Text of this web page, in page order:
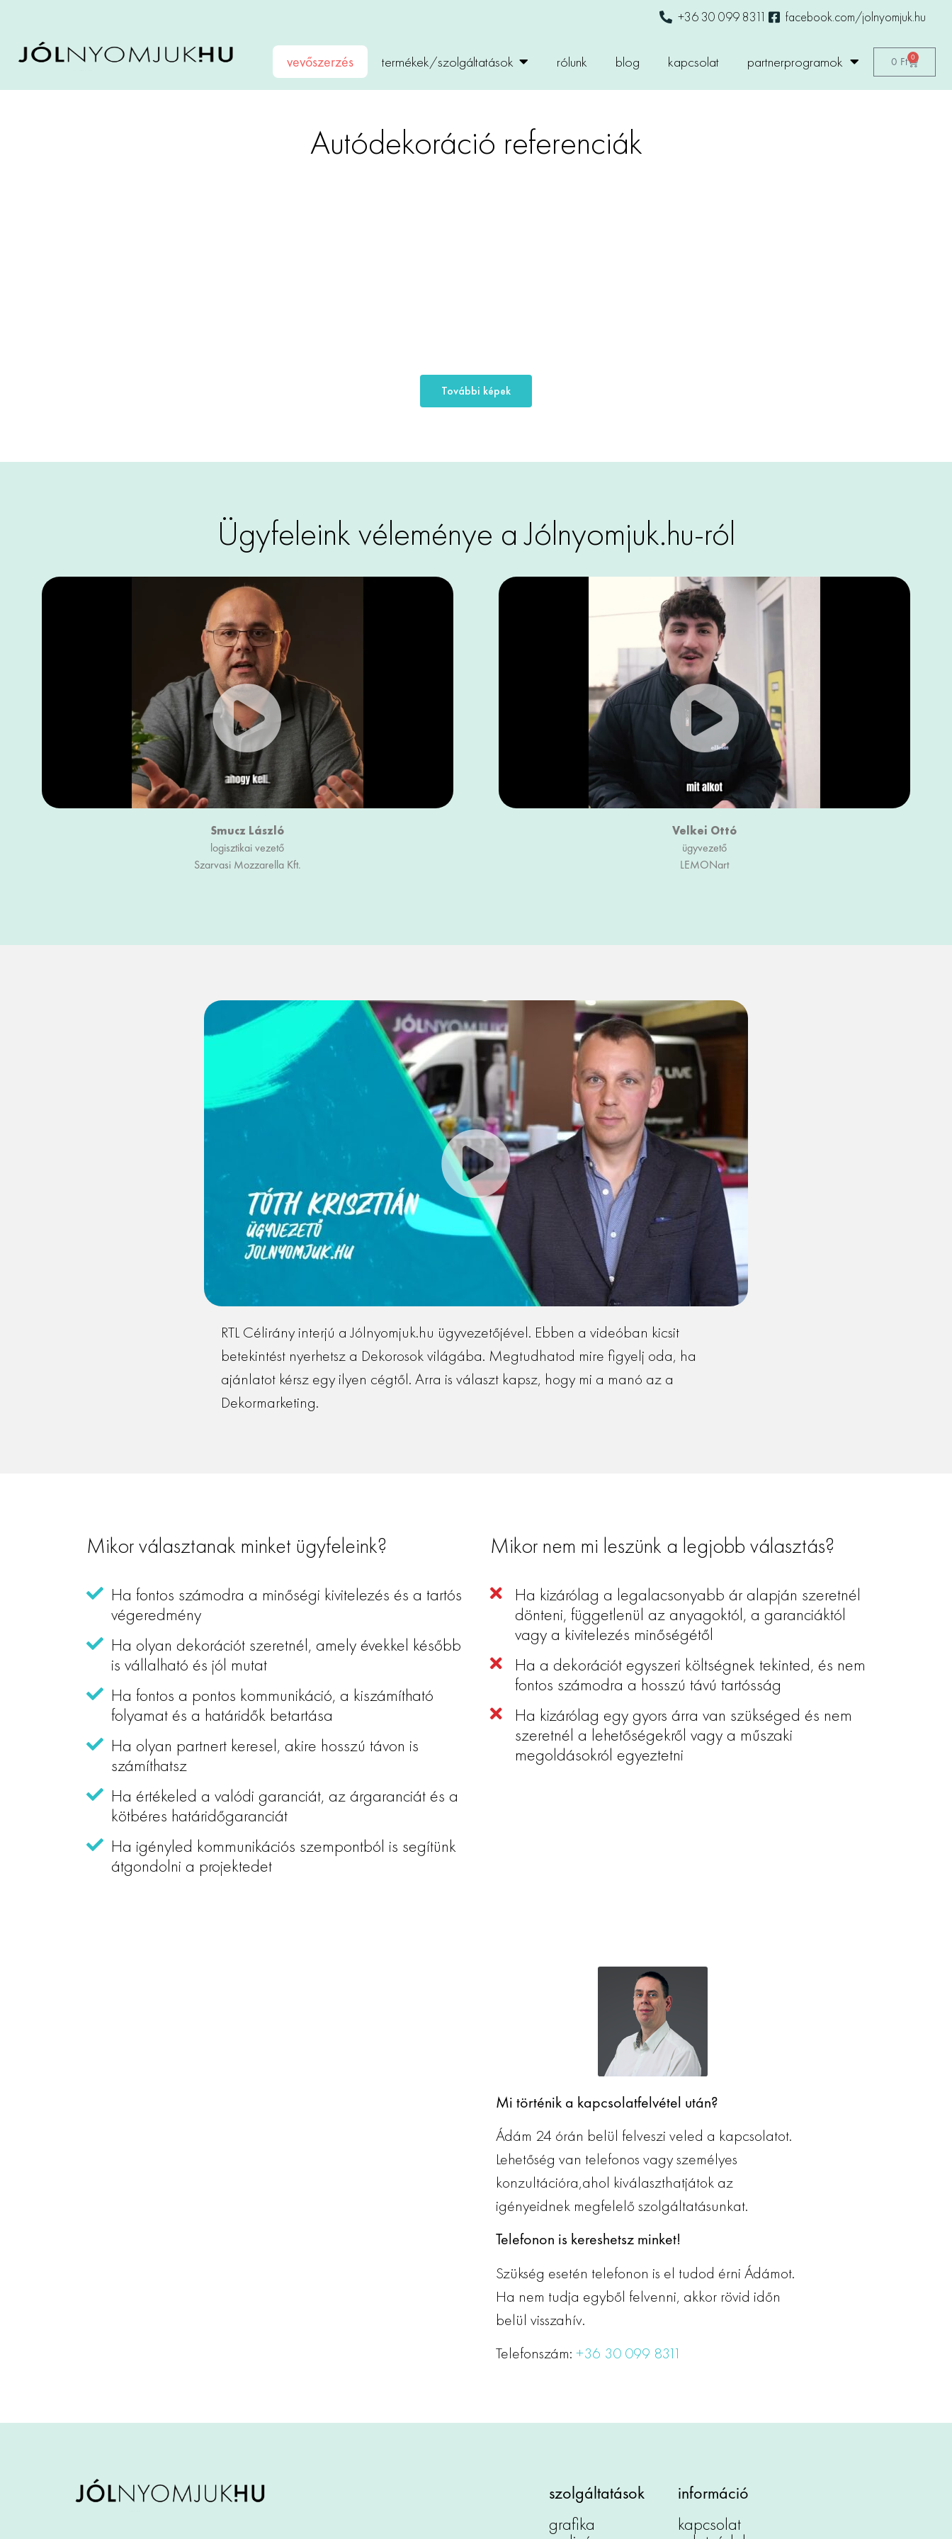
+36 30 099 8311 facebook.com/jolnyomjuk.hu
vevőszerzés termékek/szolgáltatások rólunk blog kapcsolat partnerprogramok 0 Ft 0
Autódekoráció referenciák
További képek
Ügyfeleink véleménye a Jólnyomjuk.hu-ról
Smucz László
logisztikai vezető
Szarvasi Mozzarella Kft.
Velkei Ottó
ügyvezető
LEMONart
RTL Célirány interjú a Jólnyomjuk.hu ügyvezetőjével. Ebben a videóban kicsit
betekintést nyerhetsz a Dekorosok világába. Megtudhatod mire figyelj oda, ha
ajánlatot kérsz egy ilyen cégtől. Arra is választ kapsz, hogy mi a manó az a
Dekormarketing.
Mikor választanak minket ügyfeleink?
Ha fontos számodra a minőségi kivitelezés és a tartós
végeredmény
Ha olyan dekorációt szeretnél, amely évekkel később
is vállalható és jól mutat
Ha fontos a pontos kommunikáció, a kiszámítható
folyamat és a határidők betartása
Ha olyan partnert keresel, akire hosszú távon is
számíthatsz
Ha értékeled a valódi garanciát, az árgaranciát és a
kötbéres határidőgaranciát
Ha igényled kommunikációs szempontból is segítünk
átgondolni a projektedet
Mikor nem mi leszünk a legjobb választás?
Ha kizárólag a legalacsonyabb ár alapján szeretnél
dönteni, függetlenül az anyagoktól, a garanciáktól
vagy a kivitelezés minőségétől
Ha a dekorációt egyszeri költségnek tekinted, és nem
fontos számodra a hosszú távú tartósság
Ha kizárólag egy gyors árra van szükséged és nem
szeretnél a lehetőségekről vagy a műszaki
megoldásokról egyeztetni
Mi történik a kapcsolatfelvétel után?
Ádám 24 órán belül felveszi veled a kapcsolatot.
Lehetőség van telefonos vagy személyes
konzultációra,ahol kiválaszthatjátok az
igényeidnek megfelelő szolgáltatásunkat.
Telefonon is kereshetsz minket!
Szükség esetén telefonon is el tudod érni Ádámot.
Ha nem tudja egyből felvenni, akkor rövid időn
belül visszahív.
Telefonszám:+36 30 099 8311
szolgáltatások
grafika
információ
kapcsolat